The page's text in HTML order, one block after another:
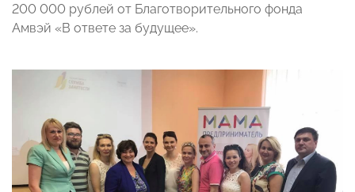
200 000 рублей от Благотворительного фонда
Амвэй «В ответе за будущее».